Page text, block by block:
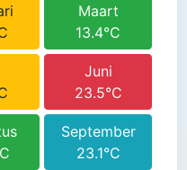
Maart
13.4°C
Juni
23.5°C
September
23.1°C